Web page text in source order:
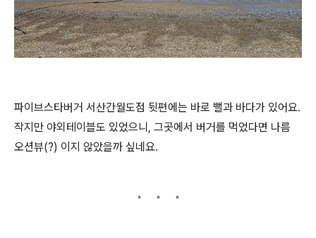
파이브스타버거 서산간월도점 뒷편에는 바로 뻘과 바다가 있어요.
작지만 야외테이블도 있었으니, 그곳에서 버거를 먹었다면 나름
오션뷰(?) 이지 않았을까 싶네요.